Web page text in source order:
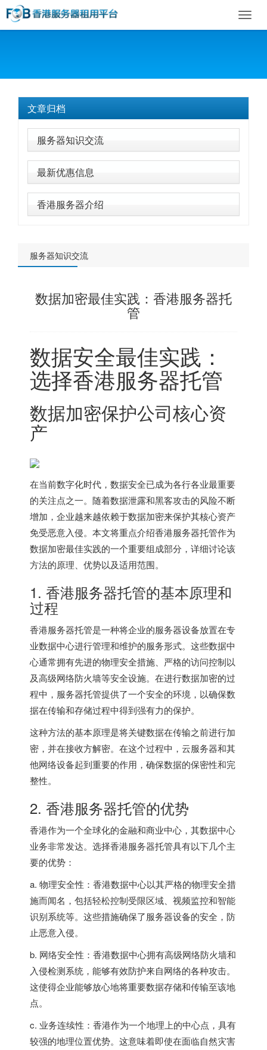
文章归档
服务器知识交流
最新优惠信息
香港服务器介绍
服务器知识交流
数据加密最佳实践：香港服务器托
管
数据安全最佳实践：
选择香港服务器托管
数据加密保护公司核心资
产
在当前数字化时代，数据安全已成为各行各业最重要
的关注点之一。随着数据泄露和黑客攻击的风险不断
增加，企业越来越依赖于数据加密来保护其核心资产
免受恶意入侵。本文将重点介绍香港服务器托管作为
数据加密最佳实践的一个重要组成部分，详细讨论该
方法的原理、优势以及适用范围。
1. 香港服务器托管的基本原理和
过程
香港服务器托管是一种将企业的服务器设备放置在专
业数据中心进行管理和维护的服务形式。这些数据中
心通常拥有先进的物理安全措施、严格的访问控制以
及高级网络防火墙等安全设施。在进行数据加密的过
程中，服务器托管提供了一个安全的环境，以确保数
据在传输和存储过程中得到强有力的保护。
这种方法的基本原理是将关键数据在传输之前进行加
密，并在接收方解密。在这个过程中，云服务器和其
他网络设备起到重要的作用，确保数据的保密性和完
整性。
2. 香港服务器托管的优势
香港作为一个全球化的金融和商业中心，其数据中心
业务非常发达。选择香港服务器托管具有以下几个主
要的优势：
a. 物理安全性：香港数据中心以其严格的物理安全措
施而闻名，包括轻松控制受限区域、视频监控和智能
识别系统等。这些措施确保了服务器设备的安全，防
止恶意入侵。
b. 网络安全性：香港数据中心拥有高级网络防火墙和
入侵检测系统，能够有效防护来自网络的各种攻击。
这使得企业能够放心地将重要数据存储和传输至该地
点。
c. 业务连续性：香港作为一个地理上的中心点，具有
较强的地理位置优势。这意味着即使在面临自然灾害